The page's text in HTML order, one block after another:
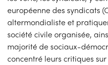
européenne des syndicats
altermondialiste et
société civile organisée,
majorité de sociaux-
concentré leurs critiques